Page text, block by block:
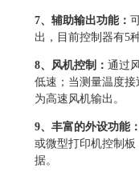
7、辅助输出功能：
出，目前控制器有5
8、风机控制： 通过
低速；当测量温度
为高速风机输出。
9、丰富的外设功能：
或微型打印机控制
据。